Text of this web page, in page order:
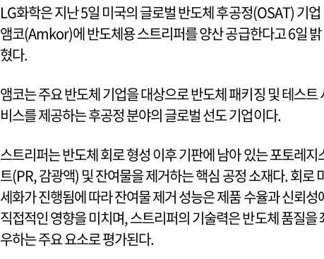
LG화학은 지난 5일 미국의 글로벌 반도체 후공정(OSAT) 기업
앰코(Amkor)에 반도체용 스트리퍼를 양산 공급한다고 6일 밝
혔다.
앰코는 주요 반도체 기업을 대상으로 반도체 패키징 및 테스트
비스를 제공하는 후공정 분야의 글로벌 선도 기업이다.
스트리퍼는 반도체 회로 형성 이후 기판에 남아 있는 포토레지
트(PR, 감광액) 및 잔여물을 제거하는 핵심 공정 소재다. 회로
세화가 진행됨에 따라 잔여물 제거 성능은 제품 수율과 신뢰성
직접적인 영향을 미치며, 스트리퍼의 기술력은 반도체 품질을
우하는 주요 요소로 평가된다.